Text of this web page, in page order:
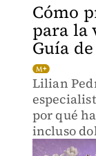
Cómo
para la
Guía
Lilian
por qué
incluso